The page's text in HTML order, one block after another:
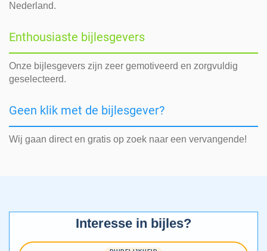
Nederland.
Enthousiaste bijlesgevers
Onze bijlesgevers zijn zeer gemotiveerd en zorgvuldig
geselecteerd.
Geen klik met de bijlesgever?
Wij gaan direct en gratis op zoek naar een vervangende!
Interesse in bijles?